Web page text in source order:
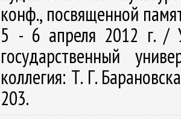
конф., посвященной
5 - 6 апреля 2012 г. /
государственный
коллегия: Т. Г.
203.